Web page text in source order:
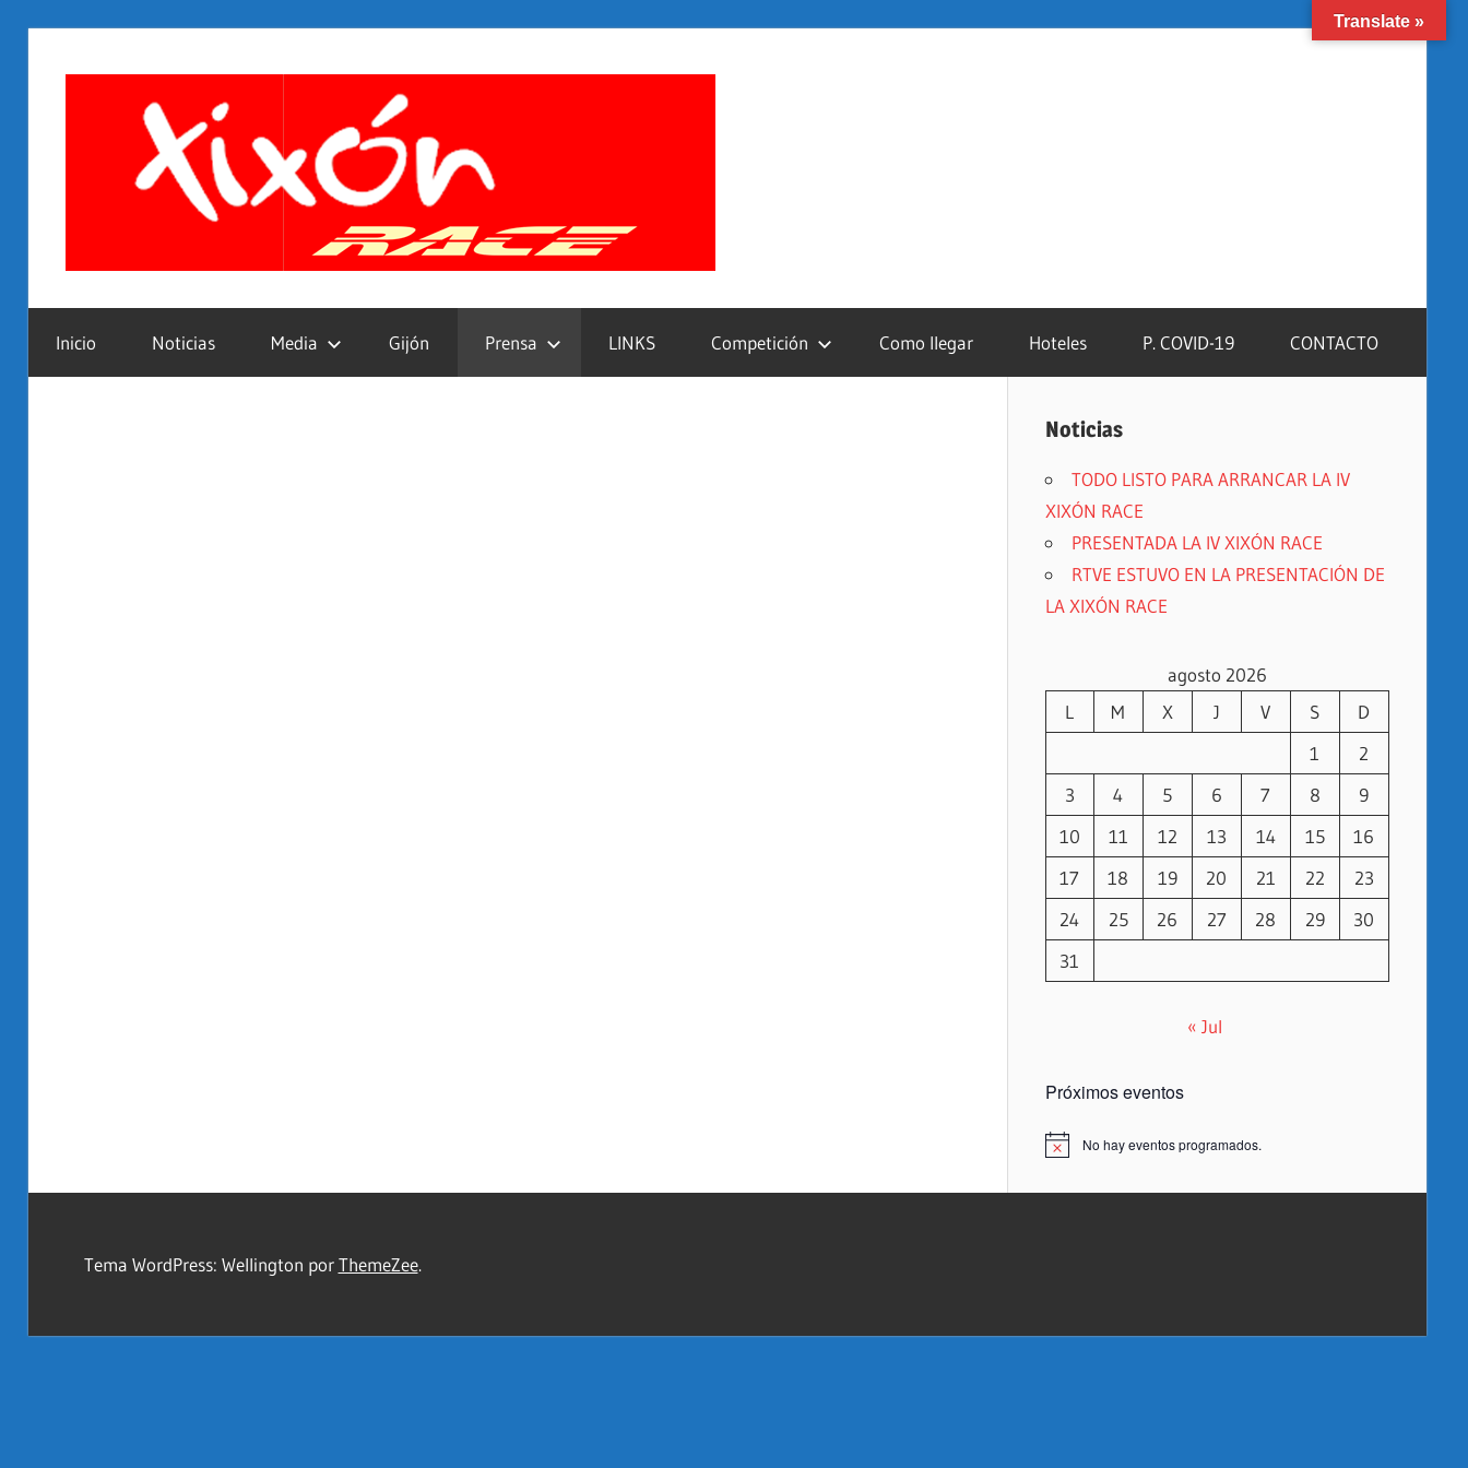
Inicio Noticias Media Gijón Prensa LINKS Competición Como llegar Hoteles P. COVID-19 CONTACTO
Noticias
TODO LISTO PARA ARRANCAR LA IV
XIXÓN RACE
PRESENTADA LA IV XIXÓN RACE
RTVE ESTUVO EN LA PRESENTACIÓN DE
LA XIXÓN RACE
agosto 2026
L
M X J V S
D
1
2
3
4 5 6 7 8
9
10
11 12 13 14 15
16
17
18 19 20 21 22
23
24
25 26 27 28 29
30
31
« Jul
Próximos eventos
Aviso No hay eventos programados.
Tema WordPress: Wellington porThemeZee.
Translate »